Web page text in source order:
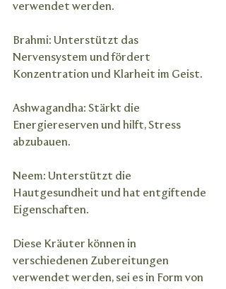
verwendet werden.
Brahmi: Unterstützt das
Nervensystem und fördert
Konzentration und Klarheit im Geist.
Ashwagandha: Stärkt die
Energiereserven und hilft, Stress
abzubauen.
Neem: Unterstützt die
Hautgesundheit und hat entgiftende
Eigenschaften.
Diese Kräuter können in
verschiedenen Zubereitungen
verwendet werden, sei es in Form von